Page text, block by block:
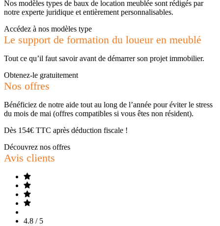
Nos modèles types de baux de location meublée sont rédigés par
notre experte juridique et entièrement personnalisables.
Accédez à nos modèles type
Le support de formation du loueur en meublé
Tout ce qu’il faut savoir avant de démarrer son projet immobilier.
Obtenez-le gratuitement
Nos offres
Bénéficiez de notre aide tout au long de l’année pour éviter le stress
du mois de mai (offres compatibles si vous êtes non résident).
Dès 154€ TTC après déduction fiscale !
Découvrez nos offres
Avis clients
4.8 / 5